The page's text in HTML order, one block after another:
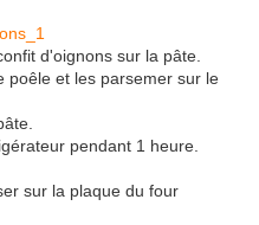
d'oignons sur la pâte.
poêle et les parsemer sur le
pendant 1 heure.
sur la plaque du four